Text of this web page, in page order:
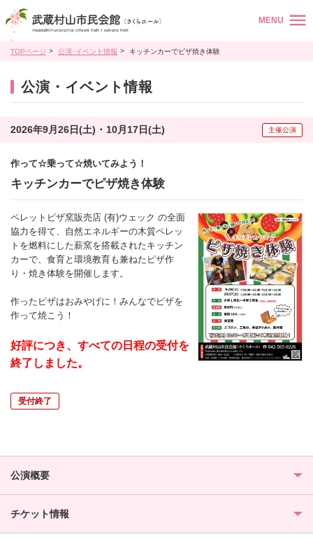
MENU
TOPページ 公演･イベント情報 キッチンカーでピザ焼き体験
公演・イベント情報
2026年9月26日(土) ･ 10月17日(土) 主催公演
作って☆乗って☆焼いてみよう！
キッチンカーでピザ焼き体験
ペレットピザ窯販売店 (有)ウェック の全面
協力を得て、自然エネルギーの木質ペレッ
トを燃料にした薪窯を搭載されたキッチン
カーで、食育と環境教育も兼ねたピザ作
り・焼き体験を開催します。
作ったピザはおみやげに！みんなでピザを
作って焼こう！
好評につき、すべての日程の受付を
終了しました。
受付終了
公演概要
チケット情報